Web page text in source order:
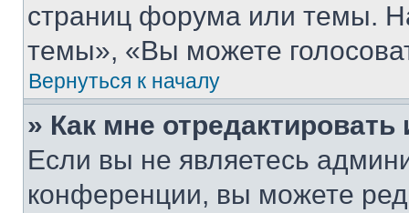
страниц форума или темы.
темы», «Вы можете
Вернуться к началу
» Как мне
Если вы не являетесь
конференции, вы можете